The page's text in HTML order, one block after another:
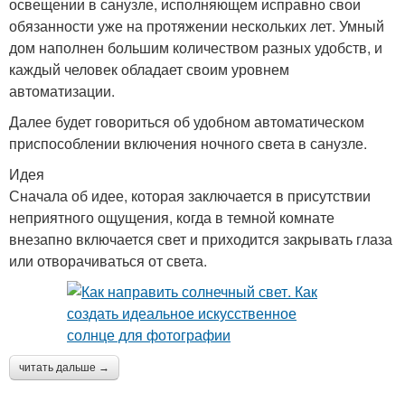
освещении в санузле, исполняющем исправно свои
обязанности уже на протяжении нескольких лет. Умный
дом наполнен большим количеством разных удобств, и
каждый человек обладает своим уровнем
автоматизации.
Далее будет говориться об удобном автоматическом
приспособлении включения ночного света в санузле.
Идея
Сначала об идее, которая заключается в присутствии
неприятного ощущения, когда в темной комнате
внезапно включается свет и приходится закрывать глаза
или отворачиваться от света.
читать дальше →